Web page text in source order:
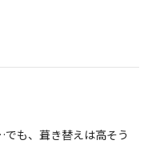
でも、葺き替えは高そう